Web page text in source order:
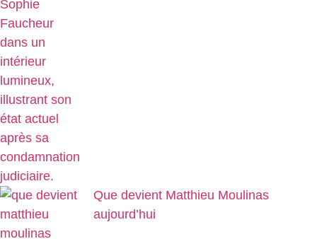
Que devient Matthieu Moulinas
aujourd’hui